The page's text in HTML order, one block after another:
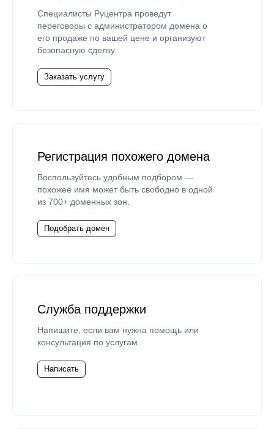
Специалисты Руцентра проведут
переговоры с администратором домена о
его продаже по вашей цене и организуют
безопасную сделку.
Заказать услугу
Регистрация похожего домена
Воспользуйтесь удобным подбором —
похожее имя может быть свободно в одной
из 700+ доменных зон.
Подобрать домен
Служба поддержки
Напишите, если вам нужна помощь или
консультация по услугам.
Написать